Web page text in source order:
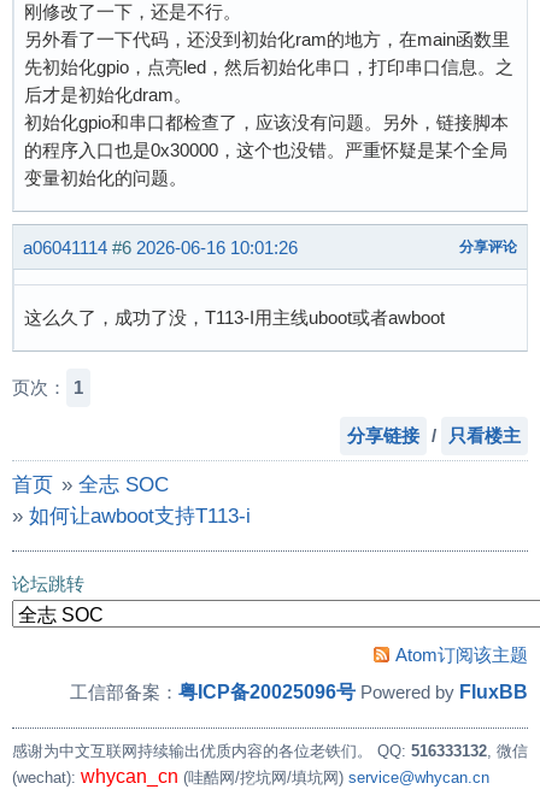
刚修改了一下，还是不行。
另外看了一下代码，还没到初始化ram的地方，在main函数里
先初始化gpio，点亮led，然后初始化串口，打印串口信息。之
后才是初始化dram。
初始化gpio和串口都检查了，应该没有问题。另外，链接脚本
的程序入口也是0x30000，这个也没错。严重怀疑是某个全局
变量初始化的问题。
a06041114 #6 2026-06-16 10:01:26 分享评论
这么久了，成功了没，T113-I用主线uboot或者awboot
页次： 1
分享链接 / 只看楼主
首页 » 全志 SOC
» 如何让awboot支持T113-i
论坛跳转
Atom订阅该主题
工信部备案： 粤ICP备20025096号 Powered by FluxBB
感谢为中文互联网持续输出优质内容的各位老铁们。 QQ: 516333132, 微信
(wechat): whycan_cn (哇酷网/挖坑网/填坑网) service@whycan.cn